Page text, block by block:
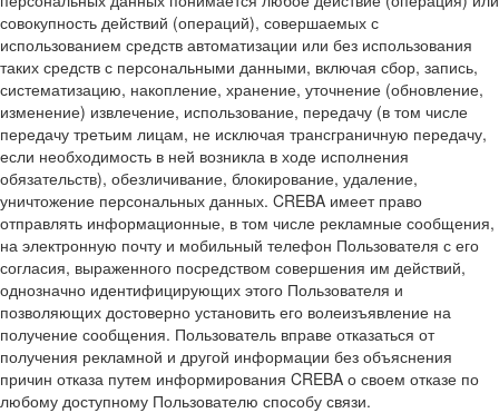
совокупность действий (операций), совершаемых с
использованием средств автоматизации или без использования
таких средств с персональными данными, включая сбор, запись,
систематизацию, накопление, хранение, уточнение (обновление,
изменение) извлечение, использование, передачу (в том числе
передачу третьим лицам, не исключая трансграничную передачу,
если необходимость в ней возникла в ходе исполнения
обязательств), обезличивание, блокирование, удаление,
уничтожение персональных данных. CREBA имеет право
отправлять информационные, в том числе рекламные сообщения,
на электронную почту и мобильный телефон Пользователя с его
согласия, выраженного посредством совершения им действий,
однозначно идентифицирующих этого Пользователя и
позволяющих достоверно установить его волеизъявление на
получение сообщения. Пользователь вправе отказаться от
получения рекламной и другой информации без объяснения
причин отказа путем информирования CREBA о своем отказе по
любому доступному Пользователю способу связи.